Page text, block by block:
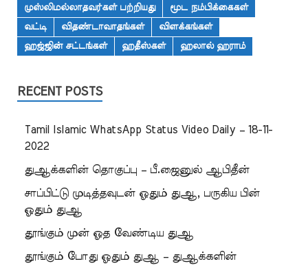
முஸ்லிமல்லாதவர்கள் பற்றியது
மூட நம்பிக்கைகள்
வட்டி
விதண்டாவாதங்கள்
விளக்கங்கள்
ஹஜ்ஜின் சட்டங்கள்
ஹதீஸ்கள் ஹலால் ஹராம்
RECENT POSTS
Tamil Islamic WhatsApp Status Video Daily – 18-11-
2022
துஆக்களின் தொகுப்பு – பீ.ஜைனுல் ஆபிதீன்
சாப்பிட்டு முடித்தவுடன் ஓதும் துஆ, பருகிய பின்
ஓதும் துஆ
தூங்கும் முன் ஓத வேண்டிய துஆ
தூங்கும் போது ஓதும் துஆ – துஆக்களின்